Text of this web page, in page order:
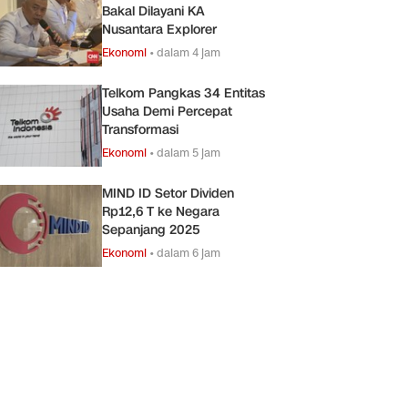
Bakal Dilayani KA
Nusantara Explorer
Ekonomi •dalam 4 jam
Telkom Pangkas 34 Entitas
Usaha Demi Percepat
Transformasi
Ekonomi •dalam 5 jam
MIND ID Setor Dividen
Rp12,6 T ke Negara
Sepanjang 2025
Ekonomi •dalam 6 jam